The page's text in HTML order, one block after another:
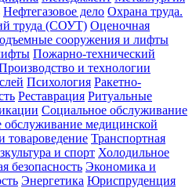
Нефтегазовое дело Охрана труда.
труда (СОУТ) Оценочная
сооружения и лифты
Пожарно-технический
и технологии
Психология Ракетно-
Реставрация Ритуальные
Социальное обслуживание
обслуживание медицинской
товароведение Транспортная
и спорт Холодильное
безопасность Экономика и
Энергетика Юриспруденция